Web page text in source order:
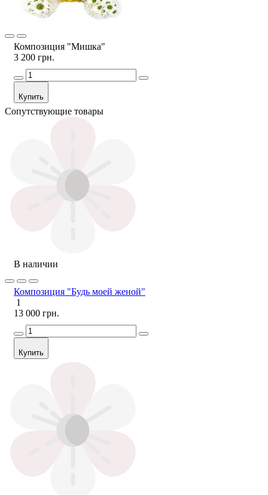
Композиция "Мишка"
3 200 грн.
Купить
Сопутствующие товары
В наличии
Композиция "Будь моей женой"
1
13 000 грн.
Купить